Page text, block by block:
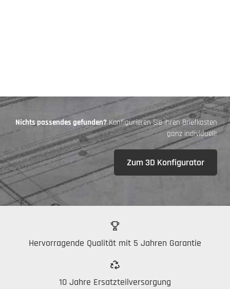
Nichts passendes gefunden?Konfigurieren Sie Ihren Briefkasten
ganz individuell!
Zum 3D Konfigurator
Hervorragende Qualität mit 5 Jahren Garantie
10 Jahre Ersatzteilversorgung